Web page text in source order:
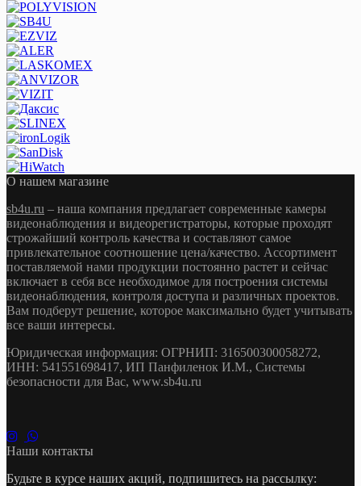
О нашем магазине
sb4u.ru – наша компания предлагает современные камеры
видеонаблюдения и видеорегистраторы, которые проходят
строжайший контроль качества и составляют самое
привлекательное соотношение цена/качество. Ассортимент
поставляемой нами продукции постоянно растет и сейчас
включает в себя все необходимое для построения системы
видеонаблюдения, контроля доступа и различных проектов.
Вам подберут решение, которое максимально будет учитывать
все ваши интересы.
Юридическая информация: ОГРНИП: 316500300058272,
ИНН: 541551698417, ИП Панфиленок И.М., Системы
безопасности для Вас, www.sb4u.ru
Наши контакты
Будьте в курсе наших акций, подпишитесь на рассылку: